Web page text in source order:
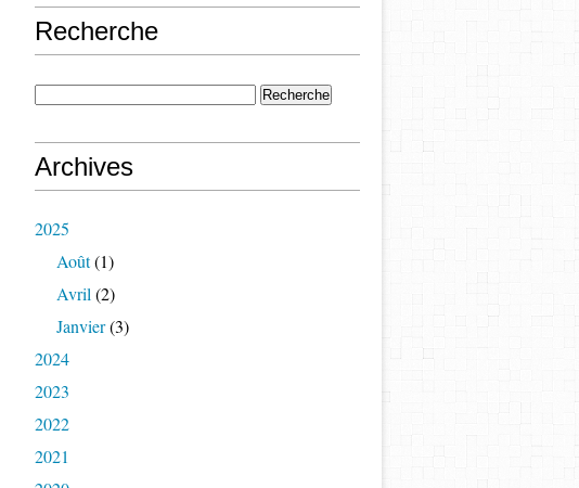
Recherche
Archives
2025
Août(1)
Avril (2)
Janvier(3)
2024
2023
2022
2021